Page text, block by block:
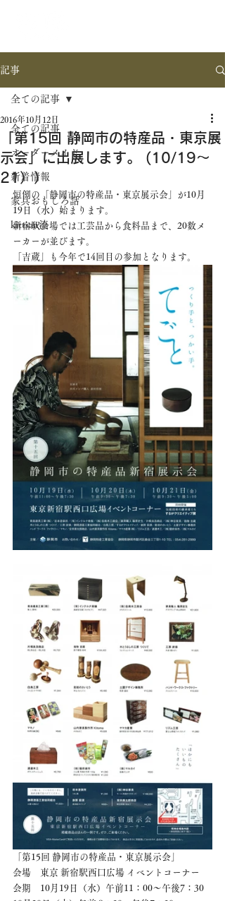
記事
全ての記事
オーダーメイド
新着情報
家具おもしろ話
kittsan流
全ての記事
「第15回 静岡市の特産品・東京展
示会」に出展します。 (10/19～
21））
2016年10月12日
恒例の「静岡市の特産品・東京展示会」が10月
19日（水）始まります。
新宿駅会場では工芸品から食料品まで、20数メ
ーカーが並びます。
「吉蔵」も今年で14回目の参加となります。
「第15回 静岡市の特産品・東京展示会」
会場　東京 新宿駅西口広場 イベントコーナー
会期　10月19日（水）午前11：00〜午後7：30